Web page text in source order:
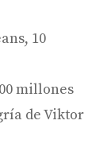
10
millones
de Viktor